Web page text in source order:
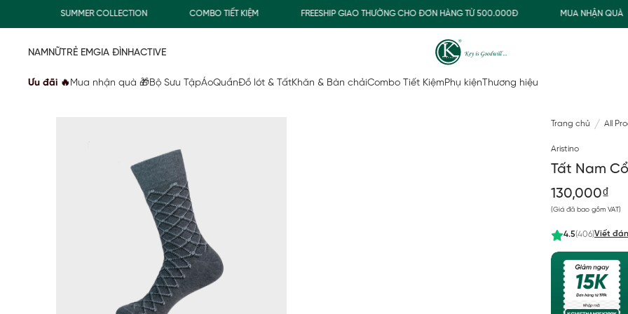
SUMMER COLLECTION COMBO TIẾT KIỆM FREESHIP GIAO THƯỜNG CHO ĐƠN HÀNG TỪ 500.000Đ MUA NHẬN QUÀ
NAMNỮTRẺ EMGIA ĐÌNHACTIVE
Ưu đãi 🔥 Mua nhận quà 🎁Bộ Sưu TậpÁoQuầnĐồ lót & TấtKhăn & Bàn chảiCombo Tiết KiệmPhụ kiện Thương hiệu
Trang chủ All
Aristino
Tất Nam
130,000₫
(Giá đã bao gồm VAT)
4.5(406)Viết